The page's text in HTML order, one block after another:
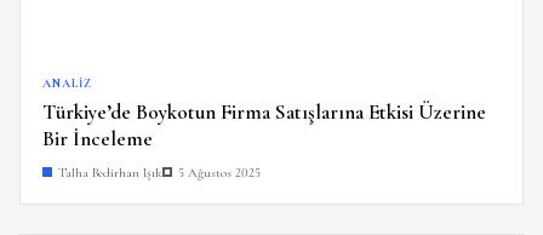
ANALIZ
Türkiye’de Boykotun Firma Satışlarına Etkisi Üzerine
Bir İnceleme
Talha Bedirhan Işık 5 Ağustos 2025